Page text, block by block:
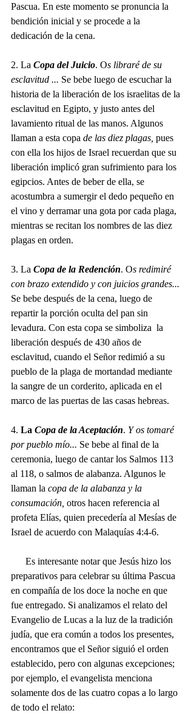
Pascua. En este momento se pronuncia la
bendición inicial y se procede a la
dedicación de la cena.
2. La Copa del Juicio. Os libraré de su
esclavitud ... Se bebe luego de escuchar la
historia de la liberación de los israelitas de la
esclavitud en Egipto, y justo antes del
lavamiento ritual de las manos. Algunos
llaman a esta copa de las diez plagas, pues
con ella los hijos de Israel recuerdan que su
liberación implicó gran sufrimiento para los
egipcios. Antes de beber de ella, se
acostumbra a sumergir el dedo pequeño en
el vino y derramar una gota por cada plaga,
mientras se recitan los nombres de las diez
plagas en orden.
3. La Copa de la Redención. Os redimiré
con brazo extendido y con juicios grandes...
Se bebe después de la cena, luego de
repartir la porción oculta del pan sin
levadura. Con esta copa se simboliza  la
liberación después de 430 años de
esclavitud, cuando el Señor redimió a su
pueblo de la plaga de mortandad mediante
la sangre de un corderito, aplicada en el
marco de las puertas de las casas hebreas.
4. La Copa de la Aceptación. Y os tomaré
por pueblo mío... Se bebe al final de la
ceremonia, luego de cantar los Salmos 113
al 118, o salmos de alabanza. Algunos le
llaman la copa de la alabanza y la
consumación, otros hacen referencia al
profeta Elías, quien precedería al Mesías de
Israel de acuerdo con Malaquías 4:4-6.
preparativos para celebrar su última Pascua
en compañía de los doce la noche en que
fue entregado. Si analizamos el relato del
Evangelio de Lucas a la luz de la tradición
judía, que era común a todos los presentes,
encontramos que el Señor siguió el orden
establecido, pero con algunas excepciones;
por ejemplo, el evangelista menciona
solamente dos de las cuatro copas a lo largo
de todo el relato: